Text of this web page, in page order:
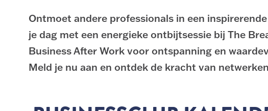
Ontmoet andere professionals in een
je dag met een energieke ontbijtsessie bij The
Business After Work voor ontspanning en
Meld je nu aan en ontdek de kracht van